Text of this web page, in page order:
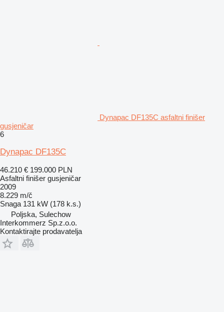
Dynapac DF135C asfaltni finišer
gusjeničar
6
Dynapac DF135C
46.210 € 199.000 PLN
Asfaltni finišer gusjeničar
2009
8.229 m/č
Snaga 131 kW (178 k.s.)
Poljska, Sulechow
Interkommerz Sp.z.o.o.
Kontaktirajte prodavatelja